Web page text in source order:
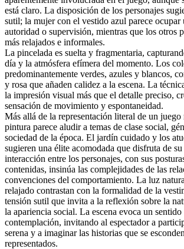
está claro. La disposición de los personajes
sutil; la mujer con el vestido azul parece ocupar
autoridad o supervisión, mientras que los otros
más relajados e informales.
La pincelada es suelta y fragmentaria,
día y la atmósfera efímera del momento. Los
predominantemente verdes, azules y blancos,
y rosa que añaden calidez a la escena. La
la impresión visual más que el detalle preciso,
sensación de movimiento y espontaneidad.
Más allá de la representación literal de un juego
pintura parece aludir a temas de clase social,
sociedad de la época. El jardín cuidado y los
sugieren una élite acomodada que disfruta de
interacción entre los personajes, con sus
contenidas, insinúa las complejidades de las
convenciones del comportamiento. La luz
relajado contrastan con la formalidad de la
tensión sutil que invita a la reflexión sobre la
la apariencia social. La escena evoca un
contemplación, invitando al espectador a
serena y a imaginar las historias que se
representados.